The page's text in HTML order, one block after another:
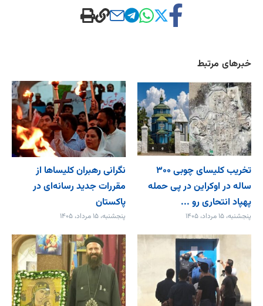
خبرهای مرتبط
تخریب کلیسای چوبی ۳۰۰
ساله در اوکراین در پی حمله
پهپاد انتحاری رو ...
پنجشنبه، ۱۵ مرداد، ۱۴۰۵
نگرانی رهبران کلیساها از
مقررات جدید رسانه‌ای در
پاکستان
پنجشنبه، ۱۵ مرداد، ۱۴۰۵